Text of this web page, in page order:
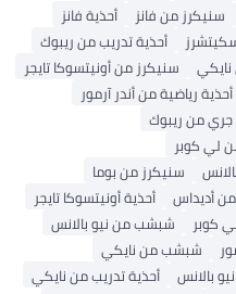
سنيكرز من فانز
أحذية فانز
أحذية تدريب من ريبوك
سنيكرز من أونيتسوكا تايجر
أحذية رياضية من أندر آرمور
جري من ريبوك
لي كوبر
سنيكرز من بوما
أديداس
أحذية أونيتسوكا تايجر
كوبر
شبشب من نيو بالانس
شبشب من نايكي
بالانس
أحذية تدريب من نايكي